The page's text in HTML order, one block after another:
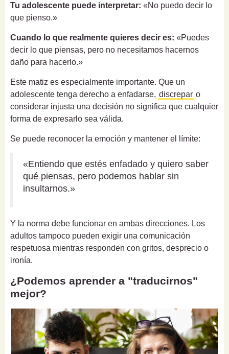
Tu adolescente puede interpretar: «No puedo decir lo
que pienso.»
Cuando lo que realmente quieres decir es: «Puedes
decir lo que piensas, pero no necesitamos hacernos
daño para hacerlo.»
Este matiz es especialmente importante. Que un
adolescente tenga derecho a enfadarse, discrepar o
considerar injusta una decisión no significa que cualquier
forma de expresarlo sea válida.
Se puede reconocer la emoción y mantener el límite:
«Entiendo que estés enfadado y quiero saber
qué piensas, pero podemos hablar sin
insultarnos.»
Y la norma debe funcionar en ambas direcciones. Los
adultos tampoco pueden exigir una comunicación
respetuosa mientras responden con gritos, desprecio o
ironía.
¿Podemos aprender a "traducirnos"
mejor?